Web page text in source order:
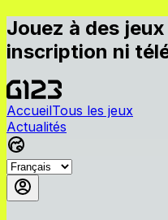
Jouez à des
inscription ni
AccueilTous les jeux
Actualités